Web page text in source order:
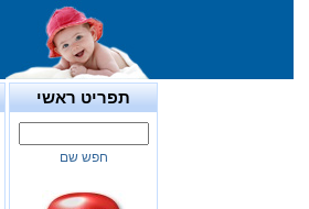
תפריט ראשי
חפש שם